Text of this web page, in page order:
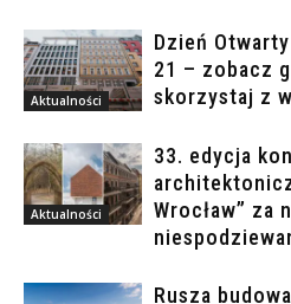
Aktualności
Dzień
21 – zobacz
skorzystaj z
Aktualności
33. edycja
Wrocław” za
Rusza